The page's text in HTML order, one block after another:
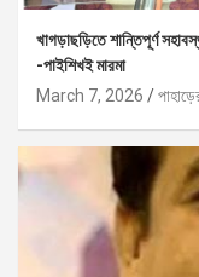
খাগড়াছড়িতে শান্তিপূর্ণ
-পাইশিখই মারমা
March 7, 2026